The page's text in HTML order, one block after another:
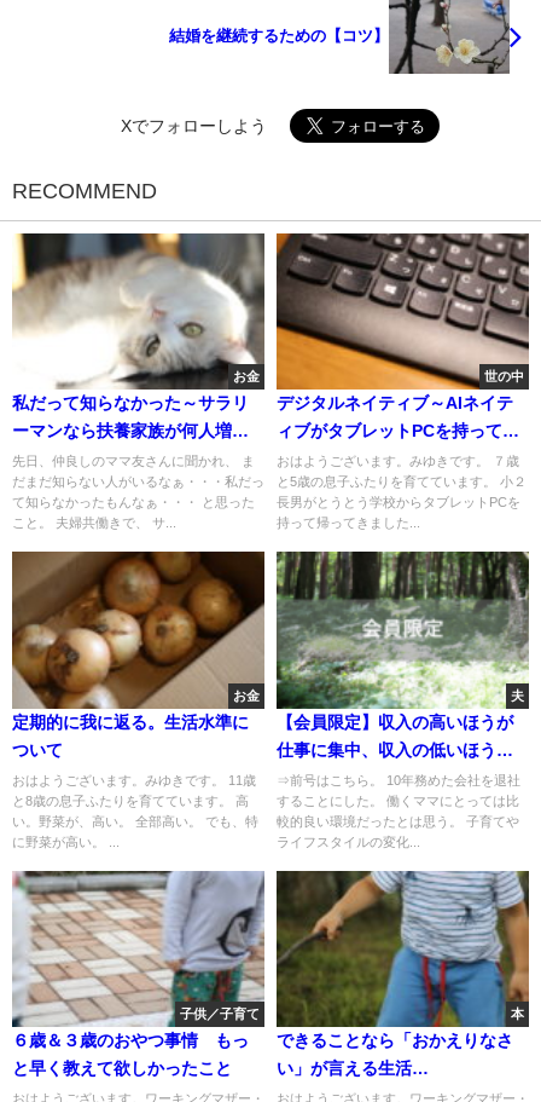
結婚を継続するための【コツ】
Xでフォローしよう
RECOMMEND
お金
私だって知らなかった～サラリ
ーマンなら扶養家族が何人増え
ても保険料は増えません！でも
国民健康保険は増えた分だけ増
える！
先日、仲良しのママ友さんに聞かれ、 ま
だまだ知らない人がいるなぁ・・・私だっ
て知らなかったもんなぁ・・・ と思った
こと。 夫婦共働きで、 サ...
世の中
デジタルネイティブ～AIネイテ
ィブがタブレットPCを持って帰
ってきた
おはようございます。みゆきです。 ７歳
と5歳の息子ふたりを育てています。 小２
長男がとうとう学校からタブレットPCを
持って帰ってきました...
お金
定期的に我に返る。生活水準に
ついて
おはようございます。みゆきです。 11歳
と8歳の息子ふたりを育てています。 高
い。野菜が、高い。 全部高い。 でも、特
に野菜が高い。 ...
夫
【会員限定】収入の高いほうが
仕事に集中、収入の低いほうが
家事育児を多く負担
⇒前号はこちら。 10年務めた会社を退社
することにした。 働くママにとっては比
較的良い環境だったとは思う。 子育てや
ライフスタイルの変化...
子供／子育て
６歳＆３歳のおやつ事情 もっ
と早く教えて欲しかったこと
おはようございます。ワーキングマザー・
本
できることなら「おかえりなさ
い」が言える生活
を・・・？？？
おはようございます。ワーキングマザー・